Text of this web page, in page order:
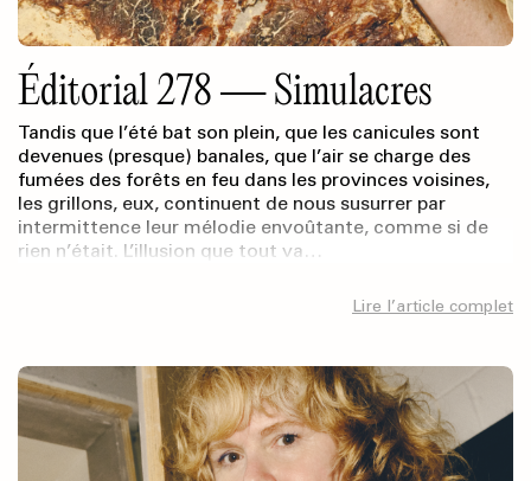
Éditorial 278 — Simulacres
Tandis que l’été bat son plein, que les canicules sont
devenues (presque) banales, que l’air se charge des
fumées des forêts en feu dans les provinces voisines,
les grillons, eux, continuent de nous susurrer par
intermittence leur mélodie envoûtante, comme si de
rien n’était. L’illusion que tout va…
Lire l’article complet